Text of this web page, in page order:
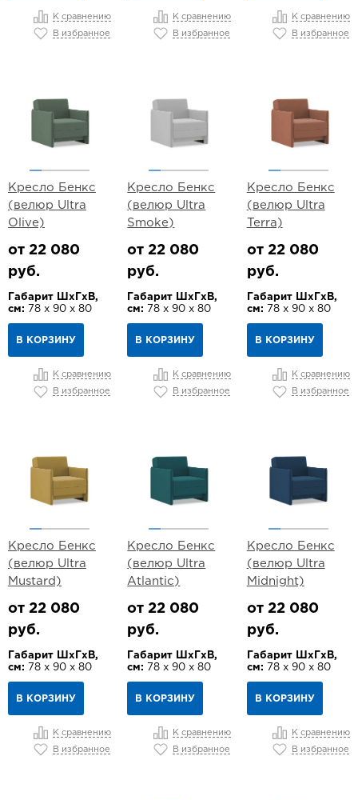
К сравнению
В избранное
К сравнению
В избранное
К сравнению
В избранное
Кресло Бенкс
(велюр Ultra
Olive)
от 22 080
руб.
Габарит ШхГхВ,
см: 78 х 90 х 80
В КОРЗИНУ
К сравнению
В избранное
Кресло Бенкс
(велюр Ultra
Smoke)
от 22 080
руб.
Габарит ШхГхВ,
см:
78 х 90 х 80
В КОРЗИНУ
К сравнению
В избранное
Кресло Бенкс
(велюр Ultra
Terra)
от 22 080
руб.
Габарит ШхГхВ,
см: 78 х 90 х 80
В КОРЗИНУ
К сравнению
В избранное
Кресло Бенкс
(велюр Ultra
Mustard)
от 22 080
руб.
Габарит ШхГхВ,
см: 78 х 90 х 80
В КОРЗИНУ
К сравнению
В избранное
Кресло Бенкс
(велюр Ultra
Atlantic)
от 22 080
руб.
Габарит ШхГхВ,
см:
78 х 90 х 80
В КОРЗИНУ
К сравнению
В избранное
Кресло Бенкс
(велюр Ultra
Midnight)
от 22 080
руб.
Габарит ШхГхВ,
см: 78 х 90 х 80
В КОРЗИНУ
К сравнению
В избранное